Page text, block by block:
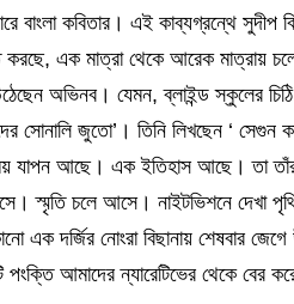
বাংলা কবিতার। এই কাব্যগ্রন্থে সুদীপ
করছে, এক মাত্রা থেকে আরেক মাত্রায়
অভিনব। যেমন, ব্লাইন্ড স্কুলের চিঠি
সোনালি জুতো’। তিনি লিখছেন ‘ সেগুন
যাপন আছে। এক ইতিহাস আছে। তা তাঁর
স্মৃতি চলে আসে। নাইটভিশনে দেখা
দর্জির নোংরা বিছানায় শেষবার জেগে
আমাদের ন্যারেটিভের থেকে বের